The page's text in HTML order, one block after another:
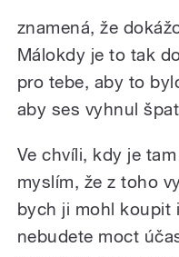
znamená, že
Málokdy je to tak
pro tebe, aby to
aby ses vyhnul
Ve chvíli, kdy je
myslím, že z toho
bych ji mohl koupit
nebudete moct